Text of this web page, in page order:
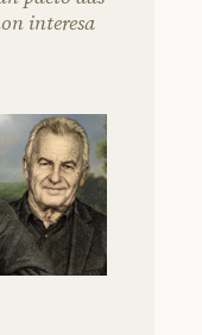
interesa